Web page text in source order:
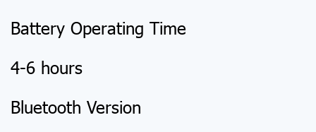
Battery Operating Time
4-6 hours
Bluetooth Version